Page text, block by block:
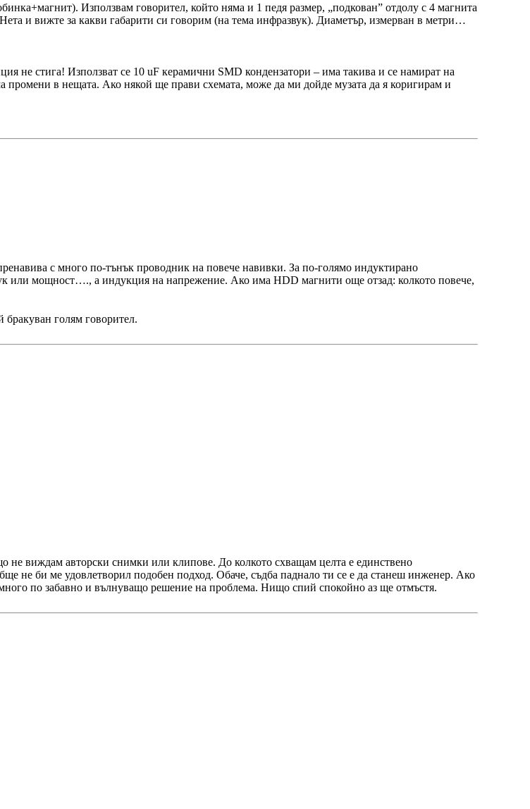
Използвам говорител, който няма и 1 педя размер, „подкован” отдолу с 4 магнита
и вижте за какви габарити си говорим (на тема инфразвук). Диаметър, измерван в метри…
не стига! Използват се 10 uF керамични SMD кондензатори – има такива и се намират на
в нещата. Ако някой ще прави схемата, може да ми дойде музата да я коригирам и
с много по-тънък проводник на повече навивки. За по-голямо индуктирано
или мощност…., а индукция на напрежение. Ако има HDD магнити още отзад: колкото повече,
бракуван голям говорител.
виждам авторски снимки или клипове. До колкото схващам целта е единствено
не би ме удовлетворил подобен подход. Обаче, съдба паднало ти се е да станеш инженер. Ако
по забавно и вълнуващо решение на проблема. Нищо спий спокойно аз ще отмъстя.